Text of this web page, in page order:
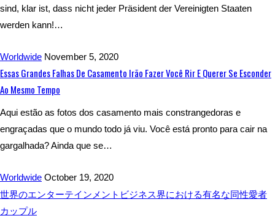
sind, klar ist, dass nicht jeder Präsident der Vereinigten Staaten
werden kann!…
Worldwide November 5, 2020
Essas Grandes Falhas De Casamento Irão Fazer Você Rir E Querer Se Esconder
Ao Mesmo Tempo
Aqui estão as fotos dos casamento mais constrangedoras e
engraçadas que o mundo todo já viu. Você está pronto para cair na
gargalhada? Ainda que se…
Worldwide October 19, 2020
世界のエンターテインメントビジネス界における有名な同性愛者
カップル